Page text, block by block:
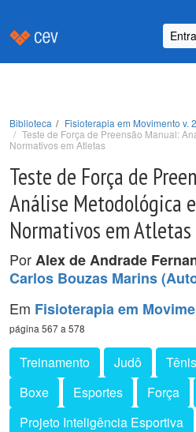
Biblioteca
Fisioterapia em Movimento v.
Teste de Força de Preensão Manual:
Normativos em Atletas
Teste de Força de
Análise Metodológica
Normativos em Atletas
PorAlex de Andrade
Carlos Bouzas Marins
Em Fisioterapia em
página 567 a 578
Treinamento Judô Tênis
Boxe
Esportes Força
Projeto Inteligência Esportiva